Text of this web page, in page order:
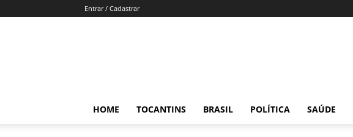
Entrar / Cadastrar
HOME TOCANTINS BRASIL POLÍTICA SAÚDE